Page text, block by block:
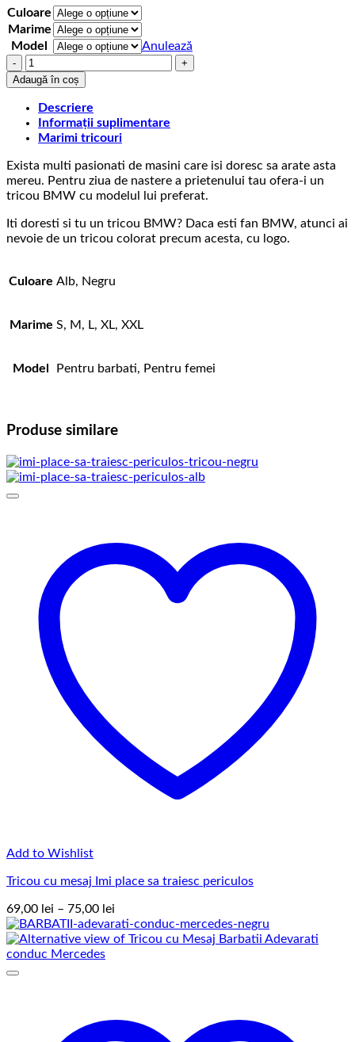
Culoare
Marime
Model
Anulează
Cantitate
Tricou
Auto
BMW
Logo
Adaugă în coș
Descriere
Informații suplimentare
Marimi tricouri
Exista multi pasionati de masini care isi doresc sa arate asta
mereu. Pentru ziua de nastere a prietenului tau ofera-i un
tricou BMW cu modelul lui preferat.
Iti doresti si tu un tricou BMW? Daca esti fan BMW, atunci ai
nevoie de un tricou colorat precum acesta, cu logo.
Culoare Alb, Negru
Marime S, M, L, XL, XXL
Model Pentru barbati, Pentru femei
Produse similare
Add to Wishlist
Tricou cu mesaj Imi place sa traiesc periculos
69,00 lei – 75,00 lei
de
prețuri: